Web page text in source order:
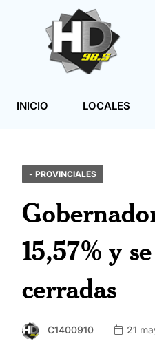
INICIO LOCALES
- PROVINCIALES
15,57% y
cerradas
C1400910 21